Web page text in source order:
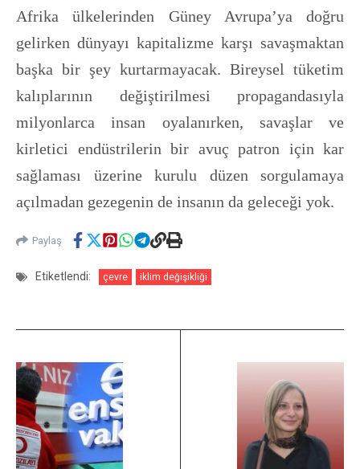
Afrika ülkelerinden Güney Avrupa’ya doğru
gelirken dünyayı kapitalizme karşı savaşmaktan
başka bir şey kurtarmayacak. Bireysel tüketim
kalıplarının değiştirilmesi propagandasıyla
milyonlarca insan oyalanırken, savaşlar ve
kirletici endüstrilerin bir avuç patron için kar
sağlaması üzerine kurulu düzen sorgulamaya
açılmadan gezegenin de insanın da geleceği yok.
Paylaş
Etiketlendi: çevre iklim değişikliği